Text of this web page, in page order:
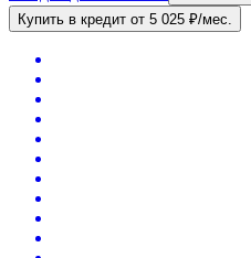
Купить в кредит от 5 025 ₽/мес.